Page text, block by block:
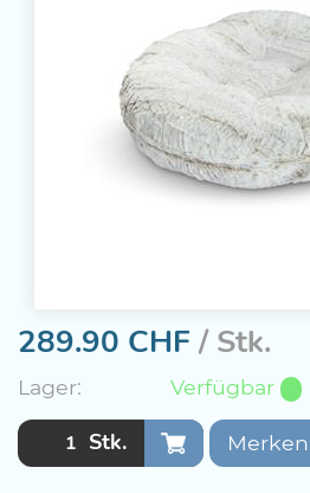
289.90 CHF/ Stk.
Lager: Verfügbar
Stk. Merken